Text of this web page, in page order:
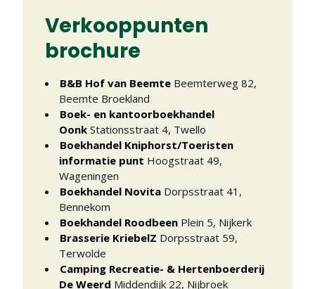
Verkooppunten
brochure
B&B Hof van Beemte Beemterweg 82,
Beemte Broekland
Boek- en kantoorboekhandel
Oonk Stationsstraat 4, Twello
Boekhandel Kniphorst/Toeristen
informatie punt Hoogstraat 49,
Wageningen
Boekhandel Novita Dorpsstraat 41 ,
Bennekom
Boekhandel Roodbeen Plein 5, Nijkerk
Brasserie KriebelZ Dorpsstraat 59,
Terwolde
Camping Recreatie- & Hertenboerderij
De Weerd Middendijk 22, Nijbroek